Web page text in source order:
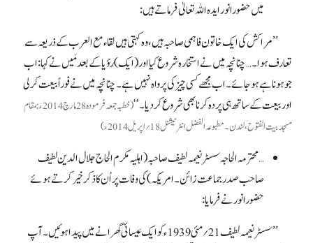
میں حضورانور ایدہ اللہ تعالیٰ فرماتے ہیں :
’’مراکش کی ایک خاتون فاہمی صاحبہ ہیں، وہ کہتی ہیں لقاء مع العرب کے ذریعہ سے
تعارف ہوا۔ … چنانچہ میں نے استخارہ شروع کیا اور (ایک) رؤیا کے بعد مَیں نے کہا: اب
جو ہونا ہے ہوجائے۔ اب مجھے کسی چیز کی پرواہ نہیں ہے۔ چنانچہ میں نے فوراً بیعت کر لی
اور بیعت کے ساتھ ہی پردہ کرنا بھی شروع کردیا۔ ‘‘
(خطبہ جمعہ فرمودہ 28مارچ 2014ء بمقام
مسجد بیت الفتوح، لندن۔ مطبوعہ الفضل انٹرنیشنل 18؍اپریل 2014ء)
…محترمہ الحاجہ سسٹر نعیمہ لطیف صاحبہ(اہلیہ مکرم الحاج جلال الدین لطیف
صاحب صدر جماعت زائن۔ امریکہ) کی وفات پر اُن کا ذکرخیر کرتے ہوئے
حضورانور نے فرمایا:
’’سسٹر نعیمہ لطیف 21؍مئی 1939ء کو ایک عیسائی گھرانے میں پیدا ہوئیں۔ آپ